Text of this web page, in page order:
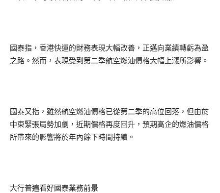
國泰指，香港快運的財務表現大幅改善，正邁向業績轉虧為盈
之路。然而，表現受到第二季航空燃油價格大幅上漲所影響。
國泰又指，雖然航空燃油價格已從第二季的高位回落，但由於
中東緊張局勢加劇，近期價格再度回升，預期高企的燃油價格
所帶來的影響將於年內餘下時間持續。
大行普遍看好國泰業務前景